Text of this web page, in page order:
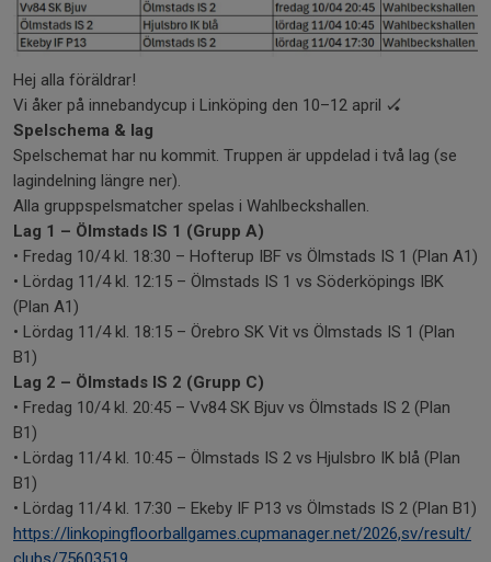
Hej alla föräldrar!
Vi åker på innebandycup i Linköping den 10–12 april 🏑
Spelschema & lag
Spelschemat har nu kommit. Truppen är uppdelad i två lag (se
lagindelning längre ner).
Alla gruppspelsmatcher spelas i Wahlbeckshallen.
Lag 1 – Ölmstads IS 1 (Grupp A)
• Fredag 10/4 kl. 18:30 – Hofterup IBF vs Ölmstads IS 1 (Plan A1)
• Lördag 11/4 kl. 12:15 – Ölmstads IS 1 vs Söderköpings IBK
(Plan A1)
• Lördag 11/4 kl. 18:15 – Örebro SK Vit vs Ölmstads IS 1 (Plan
B1)
Lag 2 – Ölmstads IS 2 (Grupp C)
• Fredag 10/4 kl. 20:45 – Vv84 SK Bjuv vs Ölmstads IS 2 (Plan
B1)
• Lördag 11/4 kl. 10:45 – Ölmstads IS 2 vs Hjulsbro IK blå (Plan
B1)
• Lördag 11/4 kl. 17:30 – Ekeby IF P13 vs Ölmstads IS 2 (Plan B1)
https://linkopingfloorballgames.cupmanager.net/2026,sv/result/